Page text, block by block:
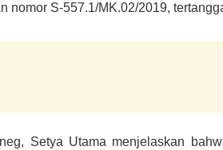
nomor S-557.1/MK.02/2019,
Setya Utama menjelaskan